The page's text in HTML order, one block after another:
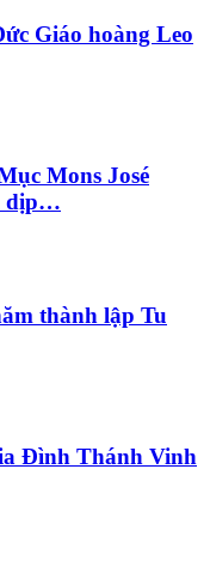
Giáo hoàng Leo
Mons José
dịp…
thành lập Tu
Đình Thánh Vinh